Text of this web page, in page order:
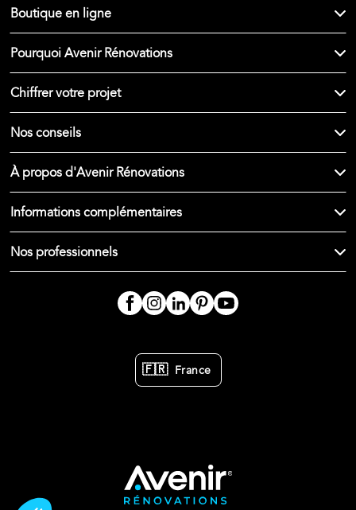
Boutique en ligne
Pourquoi Avenir Rénovations
Chiffrer votre projet
Nos conseils
À propos d'Avenir Rénovations
Informations complémentaires
Nos professionnels
🇫🇷 France